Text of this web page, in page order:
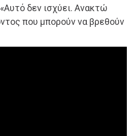
δεν ισχύει. Ανακτώ
που μπορούν να βρεθούν